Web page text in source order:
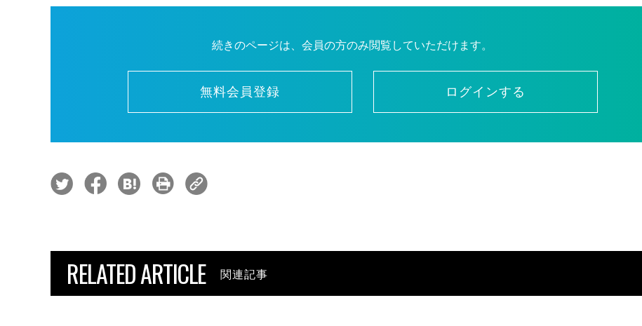
続きのページは、会員の方のみ閲覧していただけます。
無料会員登録 ログインする
RELATED ARTICLE 関連記事